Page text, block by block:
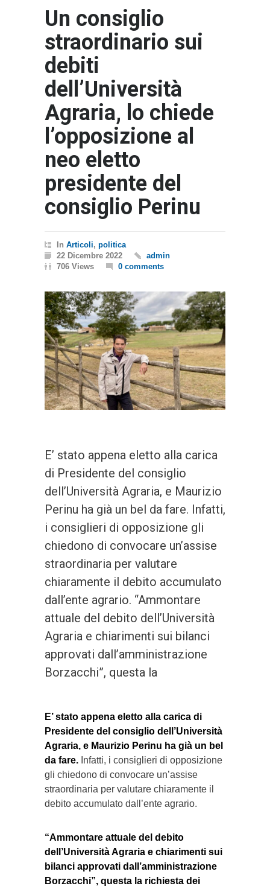
Un consiglio
straordinario sui
debiti
dell’Università
Agraria, lo chiede
l’opposizione al
neo eletto
presidente del
consiglio Perinu
In Articoli, politica
22 Dicembre 2022
admin
706 Views
0 comments
E’ stato appena eletto alla carica
di Presidente del consiglio
dell’Università Agraria, e Maurizio
Perinu ha già un bel da fare. Infatti,
i consiglieri di opposizione gli
chiedono di convocare un’assise
straordinaria per valutare
chiaramente il debito accumulato
dall’ente agrario. “Ammontare
attuale del debito dell’Università
Agraria e chiarimenti sui bilanci
approvati dall’amministrazione
Borzacchi”, questa la
E’ stato appena eletto alla carica di
Presidente del consiglio dell’Università
Agraria, e Maurizio Perinu ha già un bel
da fare. Infatti, i consiglieri di opposizione
gli chiedono di convocare un’assise
straordinaria per valutare chiaramente il
debito accumulato dall’ente agrario.
“Ammontare attuale del debito
dell’Università Agraria e chiarimenti sui
bilanci approvati dall’amministrazione
Borzacchi”, questa la richiesta dei